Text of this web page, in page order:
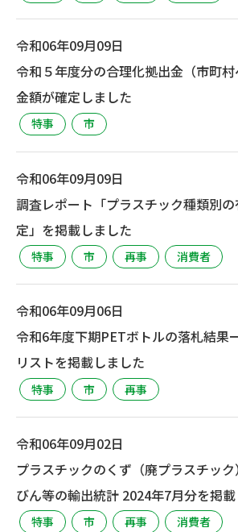
令和06年09月09日
令和５年度分の合理化拠出金（市町
金額が確定しました
特事 市
令和06年09月09日
調査レポート「プラスチック種類別
定」を掲載しました
特事 市 再事 消費者
令和06年09月06日
令和6年度下期PETボトルの落札結果
リストを掲載しました
特事 市 再事
令和06年09月02日
プラスチックのくず（廃プラスチッ
びん等の輸出統計 2024年7月分を掲
特事 市 再事 消費者